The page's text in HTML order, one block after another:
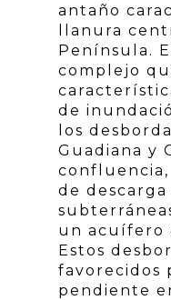
antaño
llanura
Península.
complejo
de
los
Guadiana y
de descarga
un acuífero
Estos
favorecidos
pendiente